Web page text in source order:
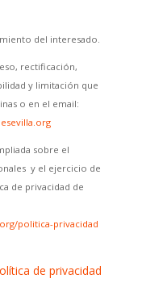
del interesado.
rectificación,
y limitación que
o en el email:
sobre el
y el ejercicio de
de privacidad de
politica-privacidad
de privacidad